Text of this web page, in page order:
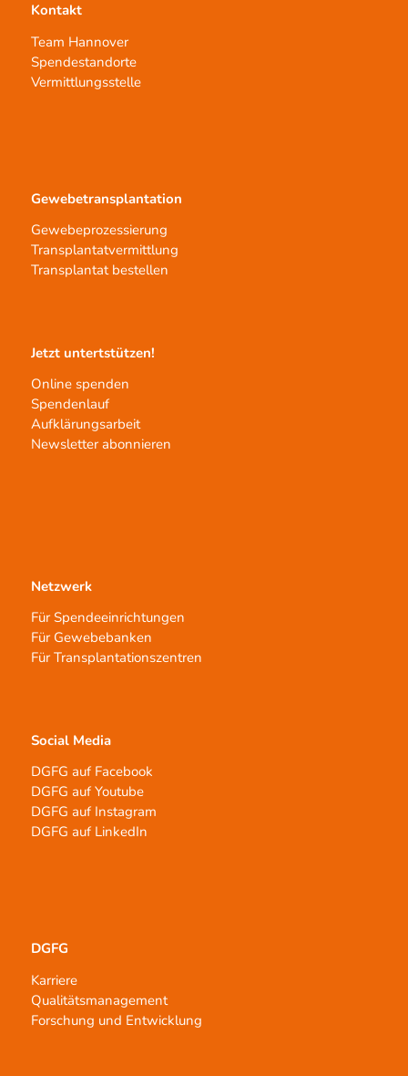
Kontakt
Team Hannover
Spendestandorte
Vermittlungsstelle
Gewebetransplantation
Gewebeprozessierung
Transplantatvermittlung
Transplantat bestellen
Jetzt untertstützen!
Online spenden
Spendenlauf
Aufklärungsarbeit
Newsletter abonnieren
Netzwerk
Für Spendeeinrichtungen
Für Gewebebanken
Für Transplantationszentren
Social Media
DGFG auf Facebook
DGFG auf Youtube
DGFG auf Instagram
DGFG auf LinkedIn
DGFG
Karriere
Qualitätsmanagement
Forschung und Entwicklung